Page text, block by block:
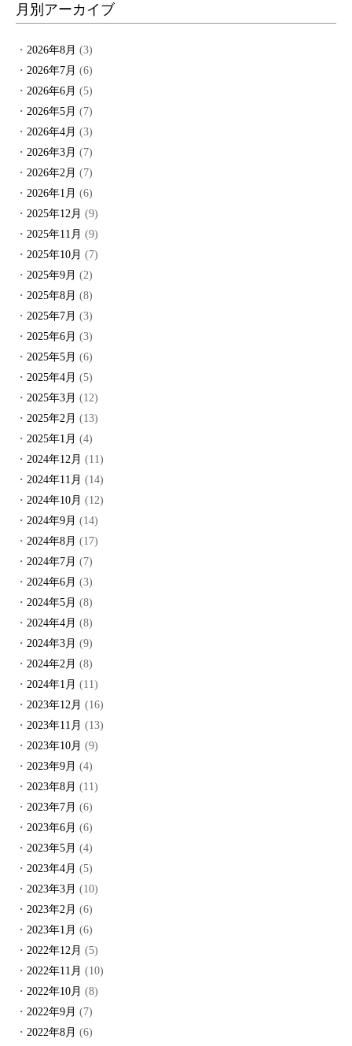
月別アーカイブ
2026年8月 (3)
2026年7月 (6)
2026年6月 (5)
2026年5月 (7)
2026年4月 (3)
2026年3月 (7)
2026年2月 (7)
2026年1月 (6)
2025年12月 (9)
2025年11月 (9)
2025年10月 (7)
2025年9月 (2)
2025年8月 (8)
2025年7月 (3)
2025年6月 (3)
2025年5月 (6)
2025年4月 (5)
2025年3月 (12)
2025年2月 (13)
2025年1月 (4)
2024年12月 (11)
2024年11月 (14)
2024年10月 (12)
2024年9月 (14)
2024年8月 (17)
2024年7月 (7)
2024年6月 (3)
2024年5月 (8)
2024年4月 (8)
2024年3月 (9)
2024年2月 (8)
2024年1月 (11)
2023年12月 (16)
2023年11月 (13)
2023年10月 (9)
2023年9月 (4)
2023年8月 (11)
2023年7月 (6)
2023年6月 (6)
2023年5月 (4)
2023年4月 (5)
2023年3月 (10)
2023年2月 (6)
2023年1月 (6)
2022年12月 (5)
2022年11月 (10)
2022年10月 (8)
2022年9月 (7)
2022年8月 (6)